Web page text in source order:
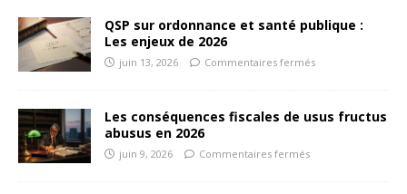
QSP sur ordonnance et santé publique :
Les enjeux de 2026
juin 13, 2026 Commentaires fermés
Les conséquences fiscales de usus fructus
abusus en 2026
juin 9, 2026 Commentaires fermés